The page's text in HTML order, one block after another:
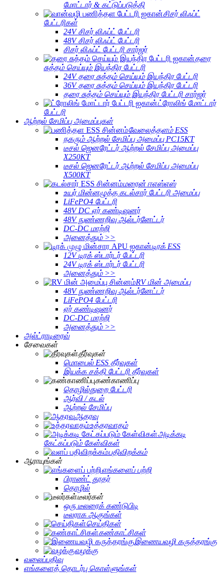
மோட்டார் & கட்டுப்படுத்தி
சிசர் லிஃப்ட்
பேட்டரிகள்
24V சிசர் லிஃப்ட் பேட்டரி
48V சிசர் லிஃப்ட் பேட்டரி
சிசர் லிஃப்ட் பேட்டரி சார்ஜர்
தரை
சுத்தம் செய்யும் இயந்திர பேட்டரி
24V தரை சுத்தம் செய்யும் இயந்திர பேட்டரி
36V தரை சுத்தம் செய்யும் இயந்திர பேட்டரி
தரை சுத்தம் செய்யும் இயந்திர பேட்டரி சார்ஜர்
ட்ரோலிங் மோட்டார்
பேட்டரி
ஆற்றல் சேமிப்பு அமைப்புகள்
வேலைத்தளம் ESS
நகரும் ஆற்றல் சேமிப்பு அமைப்பு PC15KT
டீசல் ஜெனரேட்டர் ஆற்றல் சேமிப்பு அமைப்பு
X250KT
டீசல் ஜெனரேட்டர் ஆற்றல் சேமிப்பு அமைப்பு
X500KT
மரைன் ஈஎஸ்எஸ்
உயர் மின்னழுத்த கடல்சார் பேட்டரி அமைப்பு
LiFePO4 பேட்டரி
48V DC ஏர் கண்டிஷனர்
48V நுண்ணறிவு ஆல்டர்னேட்டர்
DC-DC மாற்றி
அனைத்தும் >>
டிரக் ESS
12V டிரக் ஸ்டார்டர் பேட்டரி
24V டிரக் ஸ்டார்டர் பேட்டரி
அனைத்தும் >>
RV மின் அமைப்பு
48V நுண்ணறிவு ஆல்டர்னேட்டர்
LiFePO4 பேட்டரி
ஏர் கண்டிஷனர்
DC-DC மாற்றி
அனைத்தும் >>
அல்ட்ராடிரைவ்
சேவைகள்
தீர்வுகள்
மொபைல் ESS தீர்வுகள்
இயக்க சக்தி பேட்டரி தீர்வுகள்
கண்காணிப்பு
தொழில்துறை பேட்டரி
ஆர்வி / கடல்
ஆற்றல் சேமிப்பு
ஆதரவு
உத்தரவாதம்
அடிக்கடி
கேட்கப்படும் கேள்விகள்
பதிவிறக்கம்
ஆராயுங்கள்
எங்களைப் பற்றி
பிராண்ட் தூதர்
தொழில்
டீலர்கள்
ஒரு டீலரைக் கண்டுபிடி
டீலராக ஆகுங்கள்
செய்திகள்
கண்காட்சிகள்
இணையவழி கருத்தரங்கு
வழக்கு
வலைப்பதிவு
எங்களைத் தொடர்பு கொள்ளுங்கள்